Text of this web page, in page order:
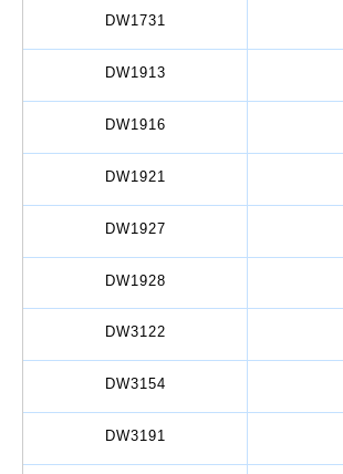
DW1731
DW1913
DW1916
DW1921
DW1927
DW1928
DW3122
DW3154
DW3191